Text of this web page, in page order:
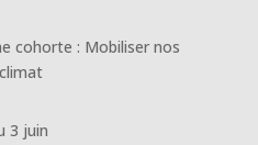
cohorte : Mobiliser nos
3 juin